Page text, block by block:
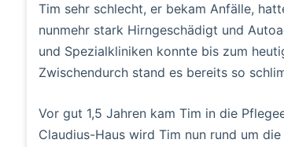
Tim sehr schlecht, er bekam Anfälle,
nunmehr stark Hirngeschädigt und
und Spezialkliniken konnte bis zum
Zwischendurch stand es bereits so
Vor gut 1,5 Jahren kam Tim in die
Claudius-Haus wird Tim nun rund um